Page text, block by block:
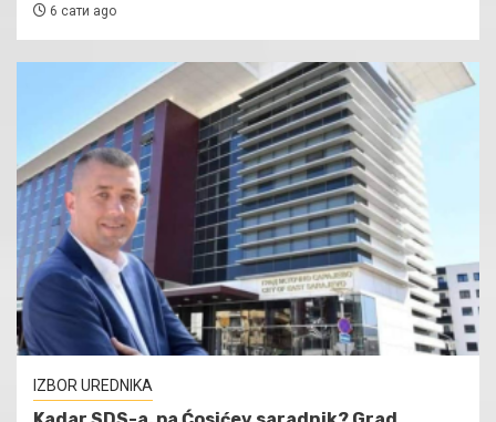
6 сати ago
IZBOR UREDNIKA